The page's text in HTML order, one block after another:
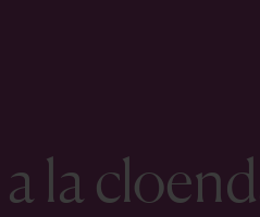
la